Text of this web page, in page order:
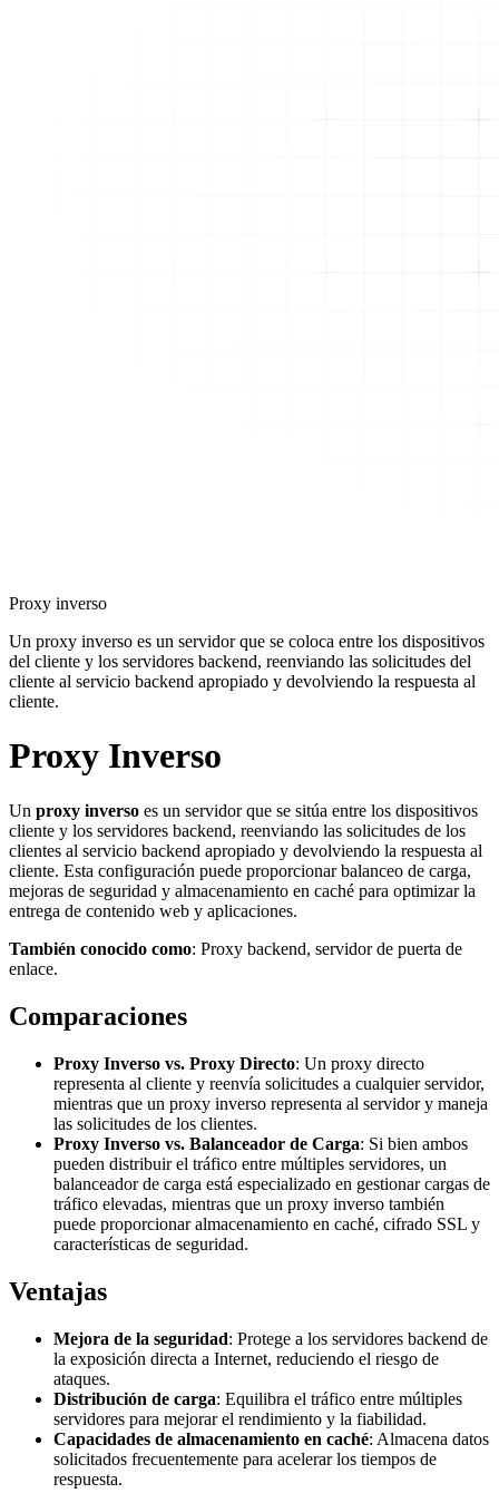
Proxy inverso
Un proxy inverso es un servidor que se coloca entre los dispositivos
del cliente y los servidores backend, reenviando las solicitudes del
cliente al servicio backend apropiado y devolviendo la respuesta al
cliente.
Proxy Inverso
Un proxy inverso es un servidor que se sitúa entre los dispositivos
cliente y los servidores backend, reenviando las solicitudes de los
clientes al servicio backend apropiado y devolviendo la respuesta al
cliente. Esta configuración puede proporcionar balanceo de carga,
mejoras de seguridad y almacenamiento en caché para optimizar la
entrega de contenido web y aplicaciones.
También conocido como: Proxy backend, servidor de puerta de
enlace.
Comparaciones
Proxy Inverso vs. Proxy Directo: Un proxy directo
representa al cliente y reenvía solicitudes a cualquier servidor,
mientras que un proxy inverso representa al servidor y maneja
las solicitudes de los clientes.
Proxy Inverso vs. Balanceador de Carga: Si bien ambos
pueden distribuir el tráfico entre múltiples servidores, un
balanceador de carga está especializado en gestionar cargas de
tráfico elevadas, mientras que un proxy inverso también
puede proporcionar almacenamiento en caché, cifrado SSL y
características de seguridad.
Ventajas
Mejora de la seguridad: Protege a los servidores backend de
la exposición directa a Internet, reduciendo el riesgo de
ataques.
Distribución de carga: Equilibra el tráfico entre múltiples
servidores para mejorar el rendimiento y la fiabilidad.
Capacidades de almacenamiento en caché: Almacena datos
solicitados frecuentemente para acelerar los tiempos de
respuesta.